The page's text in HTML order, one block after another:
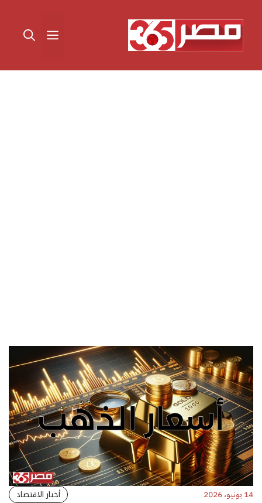
المحتوى القائمة
14 يونيو، 2026 أخبار الاقتصاد